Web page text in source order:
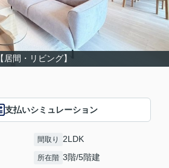
【居間・リビング】
支払いシミュレーション
間取り 2LDK
所在階 3階/5階建